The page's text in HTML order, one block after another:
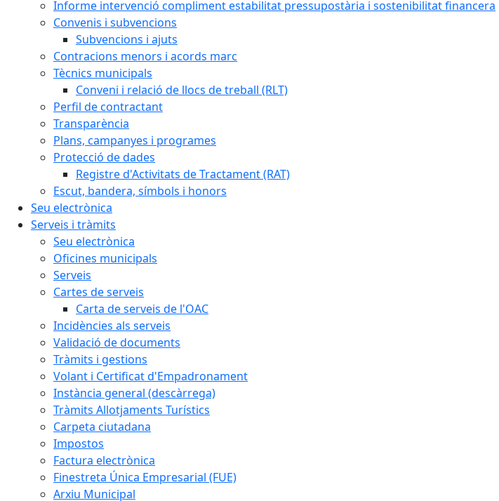
Informe intervenció compliment estabilitat pressupostària i sostenibilitat financera
Convenis i subvencions
Subvencions i ajuts
Contracions menors i acords marc
Tècnics municipals
Conveni i relació de llocs de treball (RLT)
Perfil de contractant
Transparència
Plans, campanyes i programes
Protecció de dades
Registre d'Activitats de Tractament (RAT)
Escut, bandera, símbols i honors
Seu electrònica
Serveis i tràmits
Seu electrònica
Oficines municipals
Serveis
Cartes de serveis
Carta de serveis de l'OAC
Incidències als serveis
Validació de documents
Tràmits i gestions
Volant i Certificat d'Empadronament
Instància general (descàrrega)
Tràmits Allotjaments Turístics
Carpeta ciutadana
Impostos
Factura electrònica
Finestreta Única Empresarial (FUE)
Arxiu Municipal